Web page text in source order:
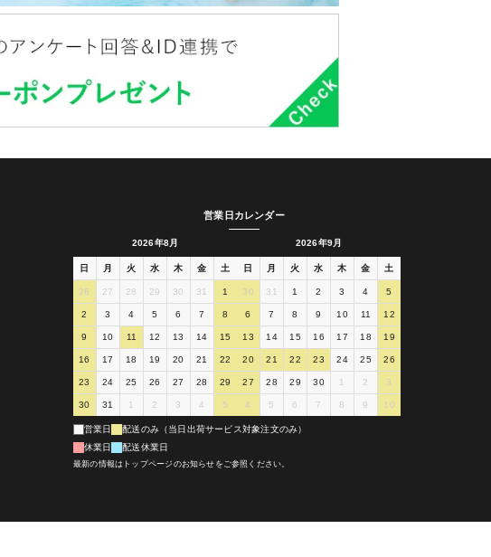
営業日カレンダー
2026年8月
日 月 火 水 木 金 土
26 27 28 29 30 31 1
2 3 4 5 6 7 8
9 10 11 12 13 14 15
16 17 18 19 20 21 22
23 24 25 26 27 28 29
30 31 1 2 3 4 5
2026年9月
日 月 火 水 木 金 土
30 31 1 2 3 4 5
6 7 8 9 10 11 12
13 14 15 16 17 18 19
20 21 22 23 24 25 26
27 28 29 30 1 2 3
4 5 6 7 8 9 10
営業日
配送のみ（当日出荷サービス対象注文のみ）
休業日
配送休業日
最新の情報はトップページのお知らせをご参照ください。